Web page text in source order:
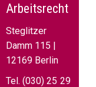
Arbeitsrecht
Steglitzer
Damm 115 |
12169 Berlin
Tel. (030) 25 29